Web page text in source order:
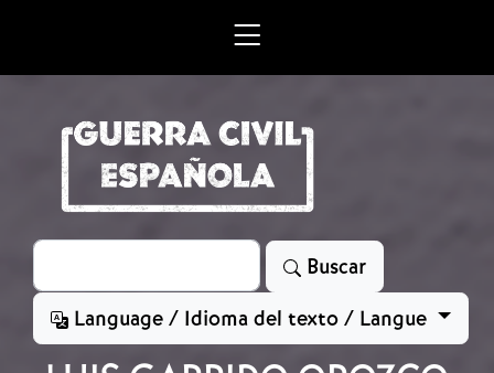
Search
Buscar
Language / Idioma del texto / Langue